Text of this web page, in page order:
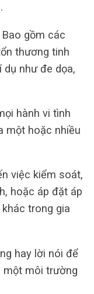
Bao gồm các
thương tinh
dụ như đe dọa,
hành vi tình
một hoặc nhiều
việc kiểm soát,
hoặc áp đặt áp
trong gia
hay lời nói để
một môi trường